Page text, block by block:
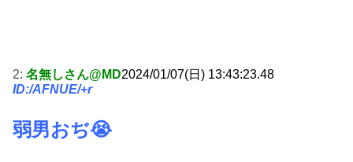
2: 名無しさん@MD2024/01/07(日) 13:43:23.48
ID:/AFNUE/+r
弱男おぢ😭